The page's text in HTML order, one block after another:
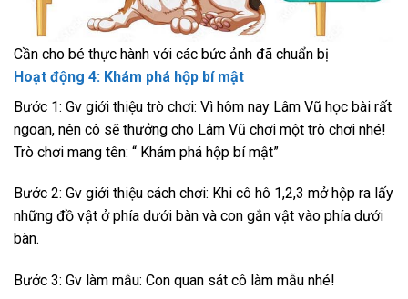
Cần cho bé thực hành với các bức ảnh đã chuẩn bị
Hoạt động 4: Khám phá hộp bí mật
Bước 1: Gv giới thiệu trò chơi: Vì hôm nay Lâm Vũ học bài rất
ngoan, nên cô sẽ thưởng cho Lâm Vũ chơi một trò chơi nhé!
Trò chơi mang tên: “ Khám phá hộp bí mật”
Bước 2: Gv giới thiệu cách chơi: Khi cô hô 1,2,3 mở hộp ra lấy
những đồ vật ở phía dưới bàn và con gắn vật vào phía dưới
bàn.
Bước 3: Gv làm mẫu: Con quan sát cô làm mẫu nhé!